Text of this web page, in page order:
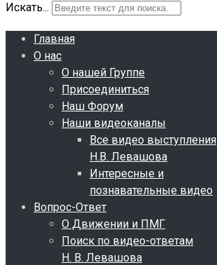
Искать...
Главная
О нас
О нашей Группе
Присоединиться
Наш Форум
Наши видеоканалы
Все видео выступления
Н.В. Левашова
Интересные и
познавательные видео
Вопрос-Ответ
О Движении и ПМГ
Поиск по видео-ответам
Н. В. Левашова